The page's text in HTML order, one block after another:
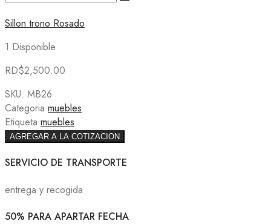
Sillon trono Rosado
1 Disponible
RD$2,500.00
SKU: MB26
Categoria muebles
Etiqueta muebles
AGREGAR A LA COTIZACION
SERVICIO DE TRANSPORTE
entrega y recogida
50% PARA APARTAR FECHA